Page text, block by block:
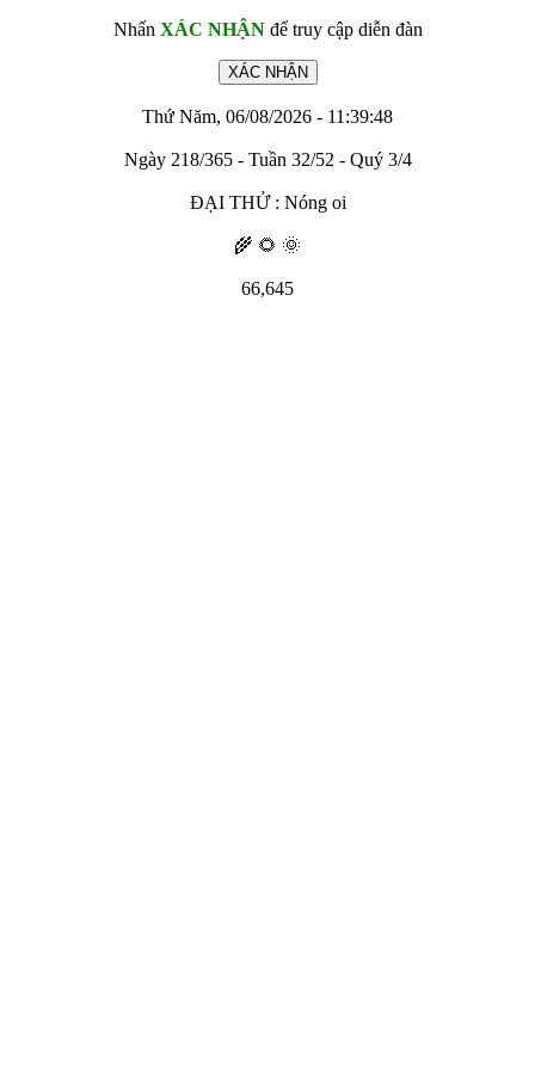
Nhấn XÁC NHẬNđể truy cập diễn đàn
Thứ Năm, 06/08/2026 - 11:39:48
Ngày 218/365 - Tuần 32/52 - Quý 3/4
ĐẠI THỬ : Nóng oi
🌾 🌻 🌞
66,645